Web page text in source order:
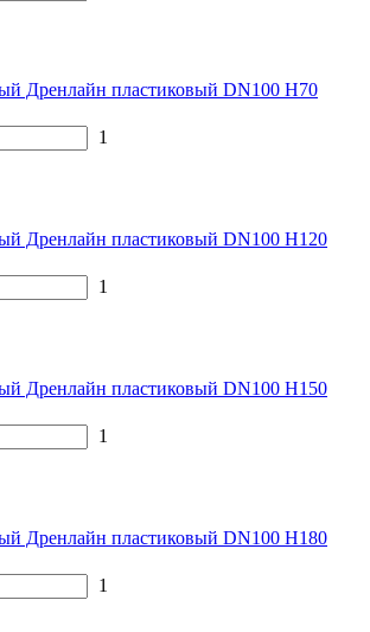
Дренлайн пластиковый DN100 H70
1
Дренлайн пластиковый DN100 H120
1
Дренлайн пластиковый DN100 H150
1
Дренлайн пластиковый DN100 H180
1